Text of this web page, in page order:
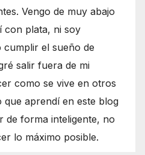
Vengo de muy abajo
con plata, ni soy
el sueño de
salir fuera de mi
como se vive en otros
aprendí en este blog
de forma inteligente, no
lo máximo posible.